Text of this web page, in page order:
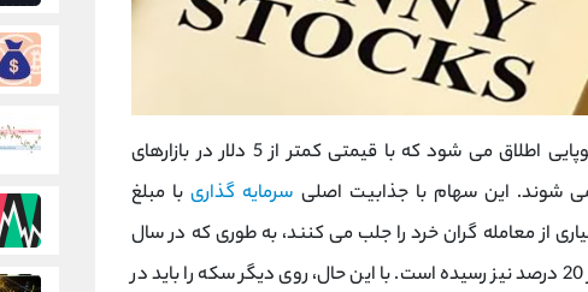
پنی استاک‌ ها به سهام شرکت ‌های کوچک یا نوپایی اطلاق می‌ شود که با قیمتی کمتر از 5 دلار در بازارهای
‌شوند. این سهام با جذابیت اصلی سرمایه‌ گذاریبا مبلغ
توجه بسیاری از معامله ‌گران خرد را جلب می‌ کنند، به طوری که در سال